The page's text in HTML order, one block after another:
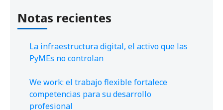
Notas recientes
La infraestructura digital, el activo que las
PyMEs no controlan
We work: el trabajo flexible fortalece
competencias para su desarrollo
profesional